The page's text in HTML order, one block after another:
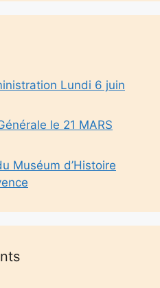
Lundi 6 juin
le 21 MARS
Muséum d’Histoire